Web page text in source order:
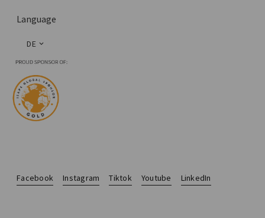
Language
DE
Facebook Instagram Tiktok Youtube LinkedIn